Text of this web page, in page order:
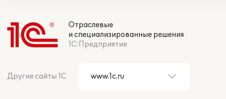
Отраслевые
и специализированные решения
1С:Предприятие
Другие сайты 1С